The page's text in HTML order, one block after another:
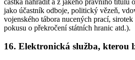
jako účastník odboje, politický vězeň,
vojenského tábora nucených prací,
pokusu o překročení státních hranic atd.).
16. Elektronická služba, kterou